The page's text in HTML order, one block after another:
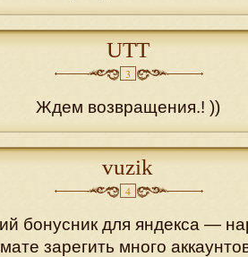
UTT
3
Ждем возвращения.! ))
vuzik
4
бонусник для яндекса —
зарегить много